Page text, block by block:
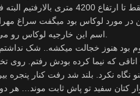
در مورد لوکاس بود میگفت سراغ
بود هنوز خجالت میکشه.. شک
که نیما کرده بودش رفتم.
نکرد. بلند شد رفت کنار پنجره
سفید تو پاش ثابت موند… هر